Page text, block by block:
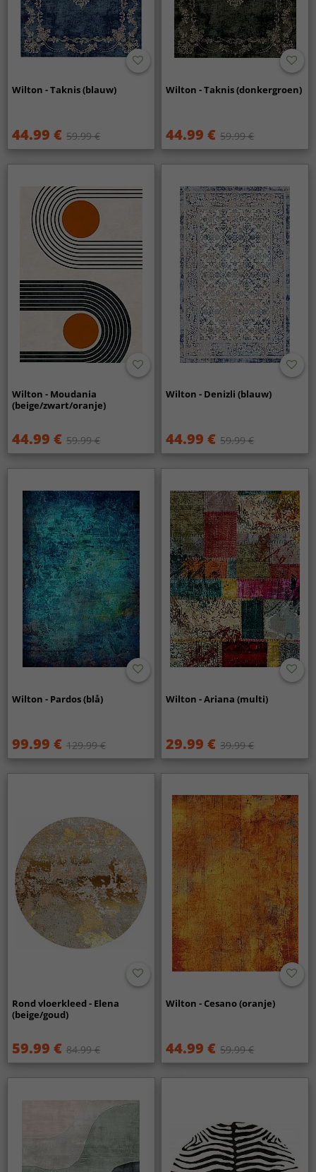
Wilton - Taknis (blauw)
44.99 € 59.99 €
Wilton - Taknis (donkergroen)
44.99 € 59.99 €
Wilton - Moudania
(beige/zwart/oranje)
44.99 € 59.99 €
Wilton - Denizli (blauw)
44.99 € 59.99 €
Wilton - Pardos (blå)
99.99 € 129.99 €
Wilton - Ariana (multi)
29.99 € 39.99 €
Rond vloerkleed - Elena
(beige/goud)
59.99 € 84.99 €
Wilton - Cesano (oranje)
44.99 € 59.99 €